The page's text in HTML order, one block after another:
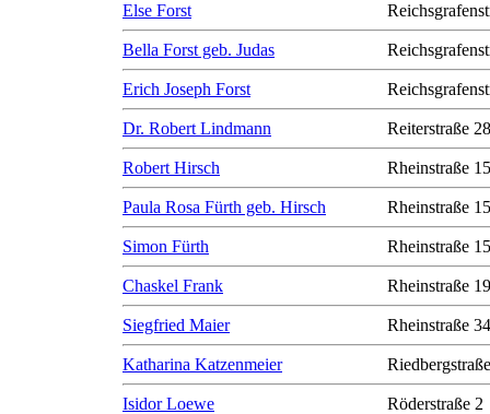
Else Forst
Bella Forst geb. Judas
Erich Joseph Forst
Dr. Robert Lindmann Reiterstraße 28
Robert Hirsch Rheinstraße 15
Paula Rosa Fürth geb. Hirsch Rheinstraße 15
Simon Fürth Rheinstraße 15
Chaskel Frank Rheinstraße 19
Siegfried Maier Rheinstraße 34
Katharina Katzenmeier
Isidor Loewe Röderstraße 2